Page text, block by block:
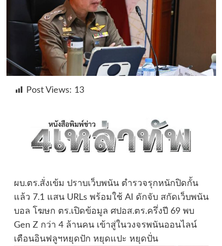
Post Views: 13
ผบ.ตร.สั่งเข้ม ปราบเว็บพนัน ตำรวจรุกหนักปิดกั้น
แล้ว 7.1 แสน URLs พร้อมใช้ AI ดักจับ สกัดเว็บพนัน
บอล โฆษก ตร.เปิดข้อมูล ศปอส.ตร.ครึ่งปี 69 พบ
Gen Z กว่า 4 ล้านคน เข้าสู่ในวงจรพนันออนไลน์
เตือนอินฟลูฯหยุดปัก หยุดแปะ หยุดปั่น